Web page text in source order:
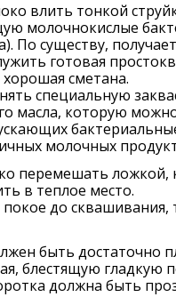
влить тонкой
молочнокислые
По существу,
готовая
сметана.
специальную
масла, которую
молочных
перемешать ложкой,
в теплое место.
до сквашивания,
быть достаточно
блестящую гладкую
должна быть